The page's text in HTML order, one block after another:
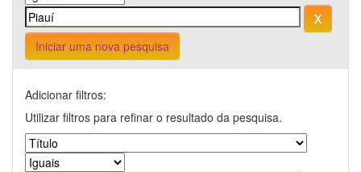
Iniciar uma nova pesquisa
Adicionar filtros:
Utilizar filtros para refinar o resultado da pesquisa.